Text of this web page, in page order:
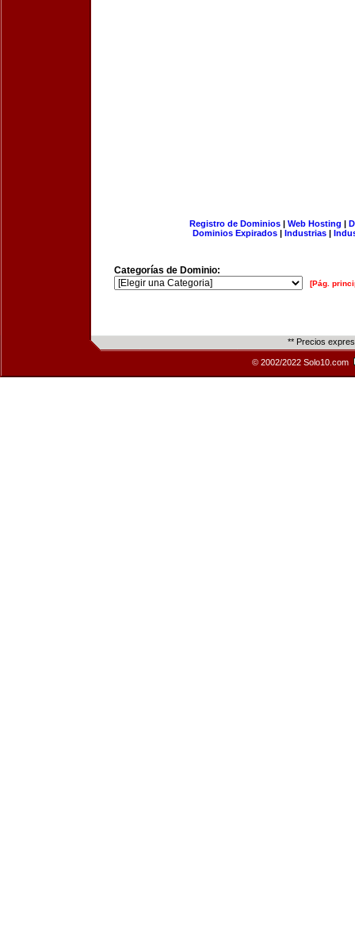
Registro de Dominios| Web Hosting |
Dominios Expirados | Industrias |
Categorías de Dominio:
[Pág.
** Precios
© 2002/2022 Solo10.com